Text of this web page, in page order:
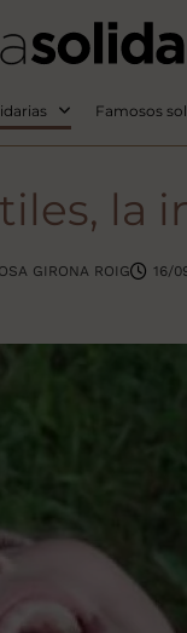
Famosos
la
GIRONA ROIG 16/